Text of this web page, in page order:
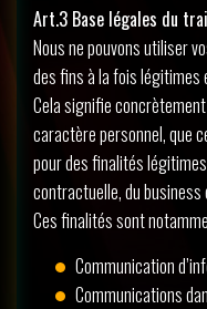
Art.3 Base légales du
Nous ne pouvons utiliser
des fins à la fois légitimes
Cela signifie
caractère personnel, que
pour des finalités
contractuelle, du
Ces finalités sont
Communication
Communications